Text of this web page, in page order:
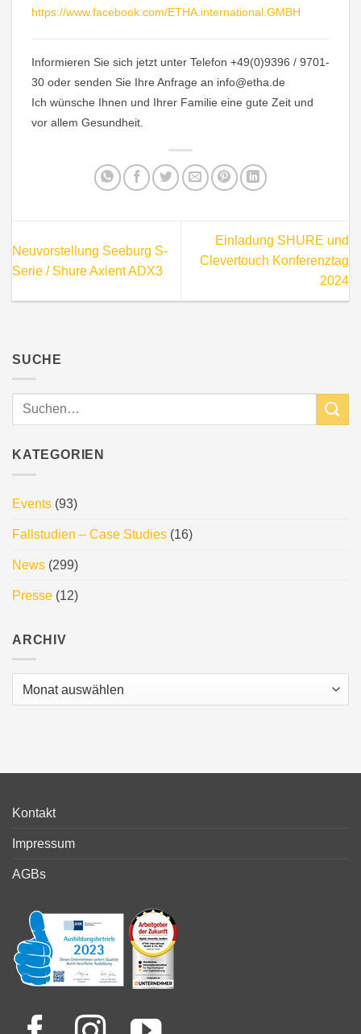
https://www.facebook.com/ETHA.international.GMBH
Informieren Sie sich jetzt unter Telefon +49(0)9396 / 9701-
30 oder senden Sie Ihre Anfrage an info@etha.de
Ich wünsche Ihnen und Ihrer Familie eine gute Zeit und
vor allem Gesundheit.
Neuvorstellung Seeburg S-
Serie / Shure Axient ADX3
Einladung SHURE und
Clevertouch Konferenztag
2024
SUCHE
KATEGORIEN
Events (93)
Fallstudien – Case Studies (16)
News (299)
Presse (12)
ARCHIV
Archiv
Kontakt
Impressum
AGBs